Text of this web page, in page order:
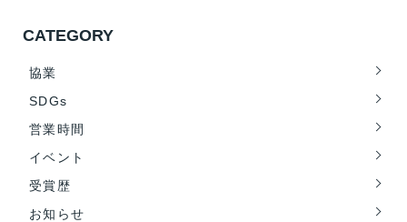
CATEGORY
協業
SDGs
営業時間
イベント
受賞歴
お知らせ